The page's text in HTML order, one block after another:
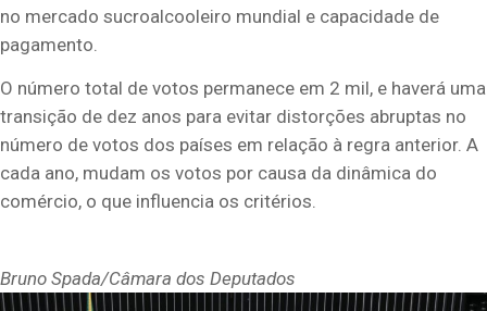
no mercado sucroalcooleiro mundial e capacidade de
pagamento.
O número total de votos permanece em 2 mil, e haverá uma
transição de dez anos para evitar distorções abruptas no
número de votos dos países em relação à regra anterior. A
cada ano, mudam os votos por causa da dinâmica do
comércio, o que influencia os critérios.
Bruno Spada/Câmara dos Deputados